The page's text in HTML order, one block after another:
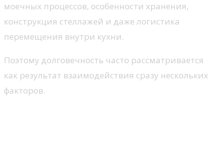
моечных процессов, особенности хранения,
конструкция стеллажей и даже логистика
перемещения внутри кухни.
Поэтому долговечность часто рассматривается
как результат взаимодействия сразу нескольких
факторов.